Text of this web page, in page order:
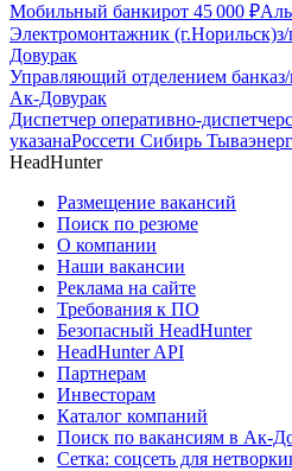
Мобильный банкирот 45 000 ₽
Электромонтажник (г.Норильск)
Довурак
Управляющий отделением банка
Ак-Довурак
Диспетчер оперативно-
указанаРоссети Сибирь
HeadHunter
Размещение вакансий
Поиск по резюме
О компании
Наши вакансии
Реклама на сайте
Требования к ПО
Безопасный HeadHunter
HeadHunter API
Партнерам
Инвесторам
Каталог компаний
Поиск по вакансиям в Ак-
Сетка: соцсеть для